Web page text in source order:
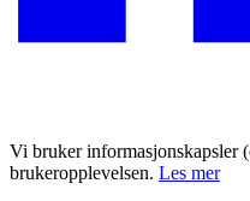
Vi bruker informasjonskapsler
brukeropplevelsen. Les mer